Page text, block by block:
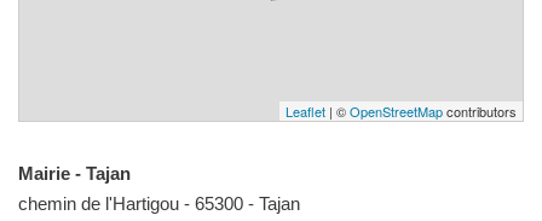
Leaflet | ©OpenStreetMapcontributors
Mairie - Tajan
chemin de l'Hartigou - 65300 - Tajan